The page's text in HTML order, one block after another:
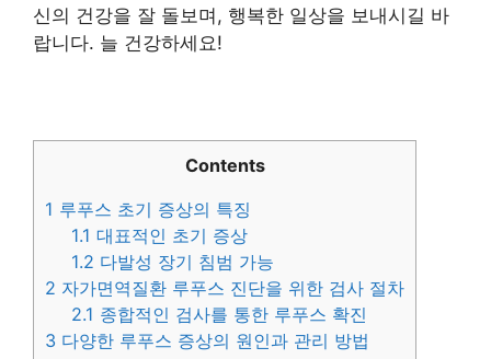
신의 건강을 잘 돌보며, 행복한 일상을 보내시길 바
랍니다. 늘 건강하세요!
Contents
1 루푸스 초기 증상의 특징
1.1 대표적인 초기 증상
1.2 다발성 장기 침범 가능
2 자가면역질환 루푸스 진단을 위한 검사 절차
2.1 종합적인 검사를 통한 루푸스 확진
3 다양한 루푸스 증상의 원인과 관리 방법